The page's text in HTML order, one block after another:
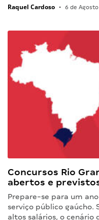
Raquel Cardoso • 6 de Agosto
Concursos Rio
abertos e
Prepare-se para um
serviço público gaúcho.
altos salários, o cenário